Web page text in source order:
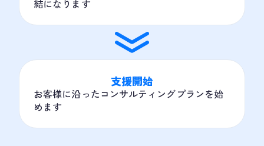
結になります
支援開始
お客様に沿ったコンサルティングプランを始
めます